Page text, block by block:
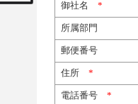
御社名 *
所属部門
郵便番号
住所 *
電話番号 *